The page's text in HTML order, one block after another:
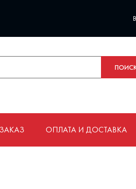
ОПЛАТА И ДОСТАВКА